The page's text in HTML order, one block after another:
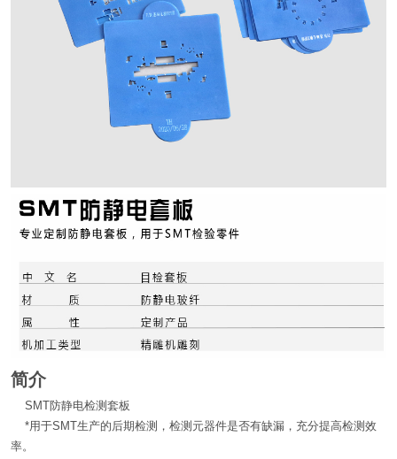
简介
SMT防静电检测套板
*用于SMT生产的后期检测，检测元器件是否有缺漏，充分提高检测效
率。